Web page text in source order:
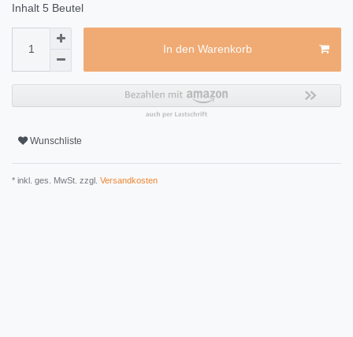
Inhalt 5 Beutel
In den Warenkorb
Wunschliste
* inkl. ges. MwSt. zzgl. Versandkosten